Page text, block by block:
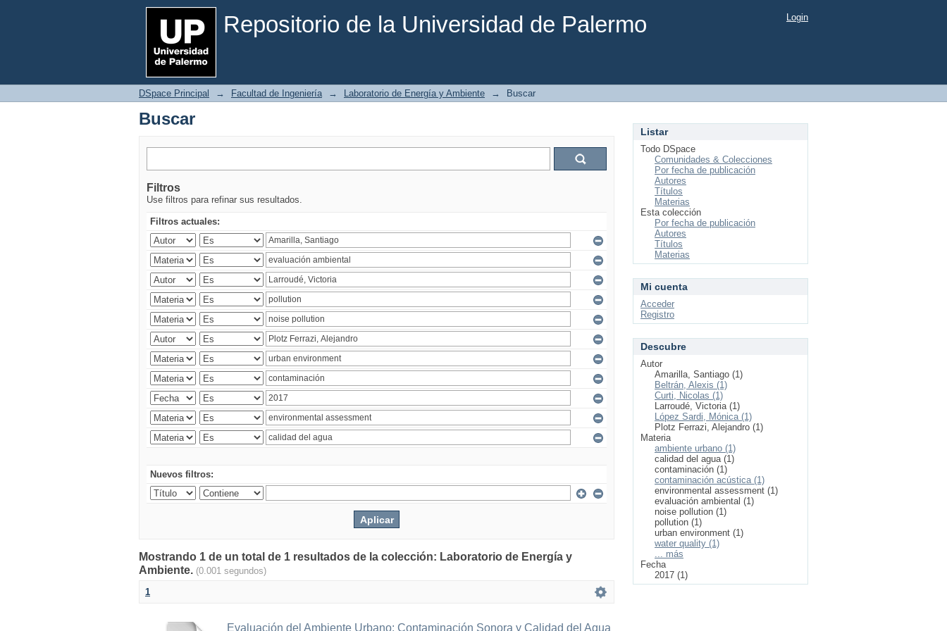
Repositorio de la Universidad de Palermo
Buscar Login
DSpace Principal → Facultad de Ingeniería → Laboratorio de Energía y Ambiente → Buscar
Buscar
Filtros
Use filtros para refinar sus resultados.
Filtros actuales:
Nuevos filtros:
Mostrando 1 de un total de 1 resultados de la colección: Laboratorio de Energía y
Ambiente. (0.001 segundos)
1
Evaluación del Ambiente Urbano: Contaminación Sonora y Calidad del Agua
Listar
Todo DSpace
Comunidades & Colecciones
Por fecha de publicación
Autores
Títulos
Materias
Esta colección
Por fecha de publicación
Autores
Títulos
Materias
Mi cuenta
Acceder
Registro
Descubre
Autor
Amarilla, Santiago (1)
Beltrán, Alexis (1)
Curti, Nicolas (1)
Larroudé, Victoria (1)
López Sardi, Mónica (1)
Plotz Ferrazi, Alejandro (1)
Materia
ambiente urbano (1)
calidad del agua (1)
contaminación (1)
contaminación acústica (1)
environmental assessment (1)
evaluación ambiental (1)
noise pollution (1)
pollution (1)
urban environment (1)
water quality (1)
... más
Fecha
2017 (1)